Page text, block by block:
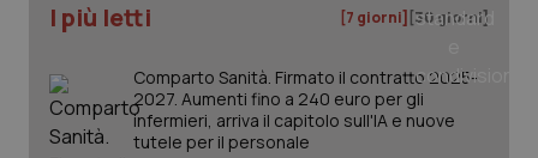
I più letti [7 giorni] [30 giorni]
Comparto Sanità. Firmato il contratto 2025-
2027. Aumenti fino a 240 euro per gli
infermieri, arriva il capitolo sull'IA e nuove
tutele per il personale